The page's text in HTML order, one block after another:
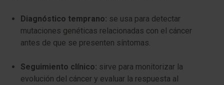
Diagnóstico temprano: se usa para detectar
mutaciones genéticas relacionadas con el cáncer
antes de que se presenten síntomas.
Seguimiento clínico: sirve para monitorizar la
evolución del cáncer y evaluar la respuesta al